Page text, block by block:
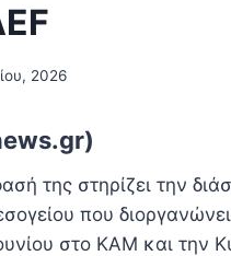
2026
της στηρίζει την
που
στο ΚΑΜ και την